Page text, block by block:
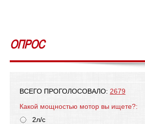
ОПРОС
ВСЕГО ПРОГОЛОСОВАЛО: 2679
Какой мощностью мотор вы ищете?:
2л/с